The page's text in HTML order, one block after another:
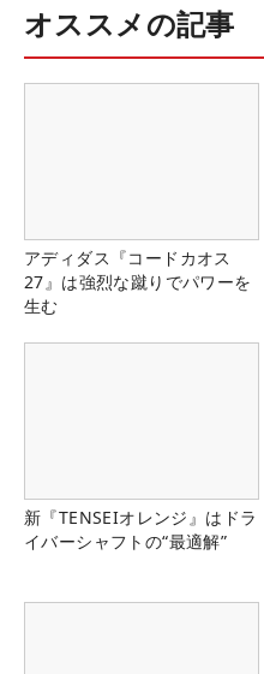
オススメの記事
アディダス『コードカオス
27』は強烈な蹴りでパワーを
生む
新『TENSEIオレンジ』はドラ
イバーシャフトの“最適解”